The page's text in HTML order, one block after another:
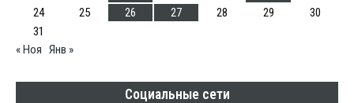
24
25 26 27 28 29
30
31
« Ноя Янв »
Социальные сети